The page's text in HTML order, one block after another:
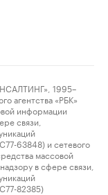
1995–
агентства «РБК»
информации
связи,
63848) и сетевого
массовой
в сфере связи,
82385)